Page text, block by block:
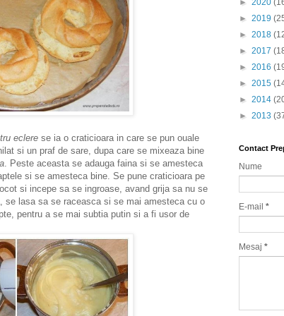
eclere se ia o craticioara in care se pun ouale
si un praf de sare, dupa care se mixeaza bine
. Peste aceasta se adauga faina si se amesteca
si se amesteca bine. Se pune craticioara pe
si incepe sa se ingroase, avand grija sa nu se
se lasa sa se raceasca si se mai amesteca cu o
pentru a se mai subtia putin si a fi usor de
► 2020
► 2019
► 2018
► 2017
► 2016
► 2015
► 2014
► 2013
Contact
Nume
E-mail *
Mesaj *